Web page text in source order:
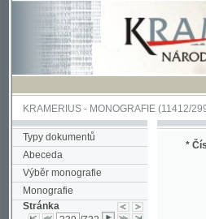
KRAMERIUS-MONOGRAFIE(11412/
Typy dokumentů
Abeceda
Výběr monografie
Monografie
Stránka
/722
* Číslo